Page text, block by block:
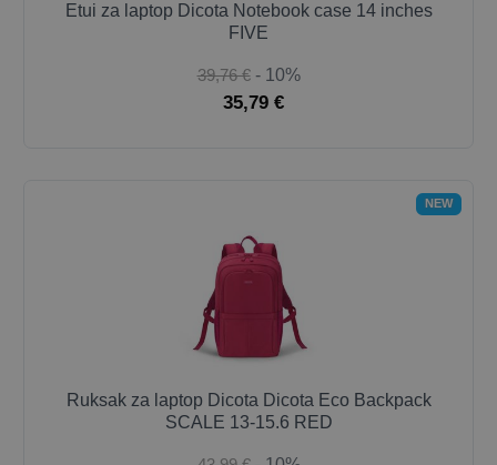
Etui za laptop Dicota Notebook case 14 inches
FIVE
39,76 € - 10%
35,79 €
NEW
Ruksak za laptop Dicota Dicota Eco Backpack
SCALE 13-15.6 RED